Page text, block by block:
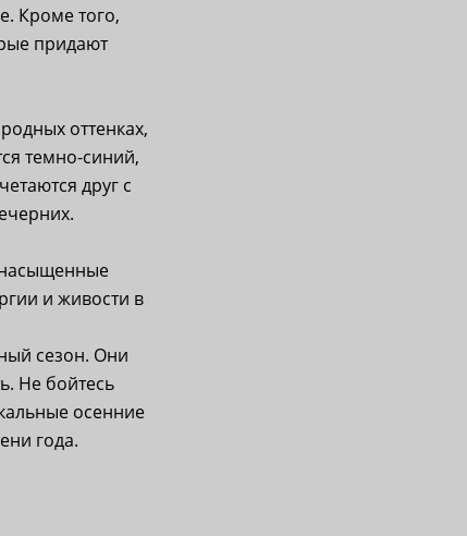
Кроме того,
придают
оттенках,
темно-синий,
друг с
насыщенные
и живости в
сезон. Они
Не бойтесь
осенние
года.